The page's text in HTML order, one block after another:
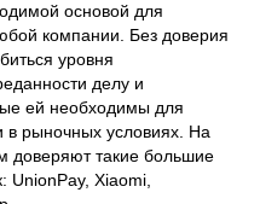
основой для
компании. Без доверия
уровня
делу и
ей необходимы для
в рыночных условиях. На
доверяют такие большие
UnionPay, Xiaomi,